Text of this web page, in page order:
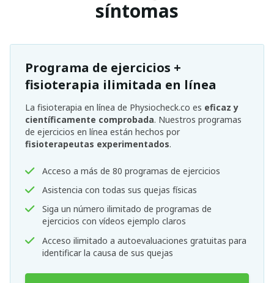
síntomas
Programa de ejercicios +
fisioterapia ilimitada en línea
La fisioterapia en línea de Physiocheck.co es eficaz y
científicamente comprobada. Nuestros programas
de ejercicios en línea están hechos por
fisioterapeutas experimentados.
Acceso a más de 80 programas de ejercicios
Asistencia con todas sus quejas físicas
Siga un número ilimitado de programas de
ejercicios con vídeos ejemplo claros
Acceso ilimitado a autoevaluaciones gratuitas para
identificar la causa de sus quejas